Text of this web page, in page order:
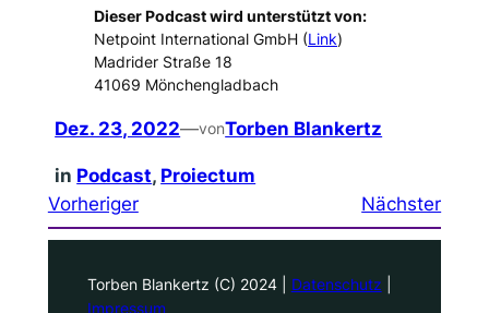
Dieser Podcast wird unterstützt von:
Netpoint International GmbH (Link)
Madrider Straße 18
41069 Mönchengladbach
Dez. 23, 2022—vonTorben Blankertz
in Podcast, Proiectum
Vorheriger
Nächster
Torben Blankertz (C) 2024 | Datenschutz
Impressum